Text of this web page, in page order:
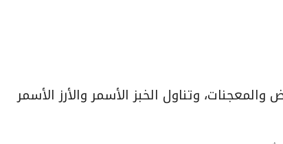
والمعجنات، وتناول الخبز الأسمر والأرز الأسمر